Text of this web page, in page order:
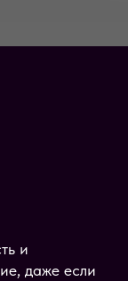
и
даже если